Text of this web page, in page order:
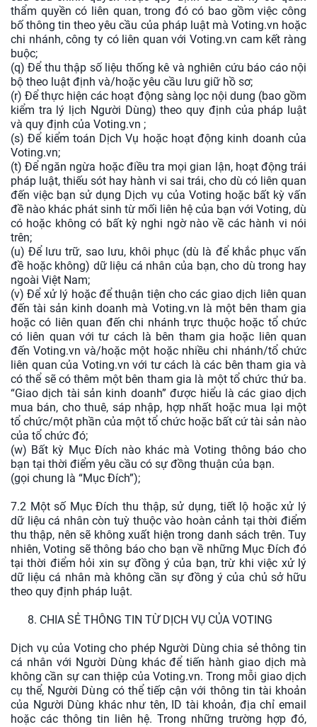
thẩm quyền có liên quan, trong đó có bao gồm việc công
bố thông tin theo yêu cầu của pháp luật mà Voting.vn hoặc
chi nhánh, công ty có liên quan với Voting.vn cam kết ràng
buộc;
(q) Để thu thập số liệu thống kê và nghiên cứu báo cáo nội
bộ theo luật định và/hoặc yêu cầu lưu giữ hồ sơ;
(r) Để thực hiện các hoạt động sàng lọc nội dung (bao gồm
kiểm tra lý lịch Người Dùng) theo quy định của pháp luật
và quy định của Voting.vn ;
(s) Để kiểm toán Dịch Vụ hoặc hoạt động kinh doanh của
Voting.vn;
(t) Để ngăn ngừa hoặc điều tra mọi gian lận, hoạt động trái
pháp luật, thiếu sót hay hành vi sai trái, cho dù có liên quan
đến việc bạn sử dụng Dịch vụ của Voting hoặc bất kỳ vấn
đề nào khác phát sinh từ mối liên hệ của bạn với Voting, dù
có hoặc không có bất kỳ nghi ngờ nào về các hành vi nói
trên;
(u) Để lưu trữ, sao lưu, khôi phục (dù là để khắc phục vấn
đề hoặc không) dữ liệu cá nhân của bạn, cho dù trong hay
ngoài Việt Nam;
(v) Để xử lý hoặc để thuận tiện cho các giao dịch liên quan
đến tài sản kinh doanh mà Voting.vn là một bên tham gia
hoặc có liên quan đến chi nhánh trực thuộc hoặc tổ chức
có liên quan với tư cách là bên tham gia hoặc liên quan
đến Voting.vn và/hoặc một hoặc nhiều chi nhánh/tổ chức
liên quan của Voting.vn với tư cách là các bên tham gia và
có thể sẽ có thêm một bên tham gia là một tổ chức thứ ba.
“Giao dịch tài sản kinh doanh” được hiểu là các giao dịch
mua bán, cho thuê, sáp nhập, hợp nhất hoặc mua lại một
tổ chức/một phần của một tổ chức hoặc bất cứ tài sản nào
của tổ chức đó;
(w) Bất kỳ Mục Đích nào khác mà Voting thông báo cho
bạn tại thời điểm yêu cầu có sự đồng thuận của bạn.
(gọi chung là “Mục Đích”);
7.2 Một số Mục Đích thu thập, sử dụng, tiết lộ hoặc xử lý
dữ liệu cá nhân còn tuỳ thuộc vào hoàn cảnh tại thời điểm
thu thập, nên sẽ không xuất hiện trong danh sách trên. Tuy
nhiên, Voting sẽ thông báo cho bạn về những Mục Đích đó
tại thời điểm hỏi xin sự đồng ý của bạn, trừ khi việc xử lý
dữ liệu cá nhân mà không cần sự đồng ý của chủ sở hữu
theo quy định pháp luật.
8. CHIA SẺ THÔNG TIN TỪ DỊCH VỤ CỦA VOTING
Dịch vụ của Voting cho phép Người Dùng chia sẻ thông tin
cá nhân với Người Dùng khác để tiến hành giao dịch mà
không cần sự can thiệp của Voting.vn. Trong mỗi giao dịch
cụ thể, Người Dùng có thể tiếp cận với thông tin tài khoản
của Người Dùng khác như tên, ID tài khoản, địa chỉ email
hoặc các thông tin liên hệ. Trong những trường hợp đó,